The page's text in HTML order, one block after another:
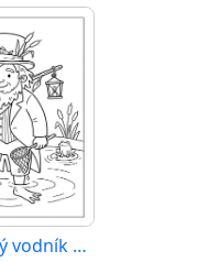
Tisknutelný vodník zdarma